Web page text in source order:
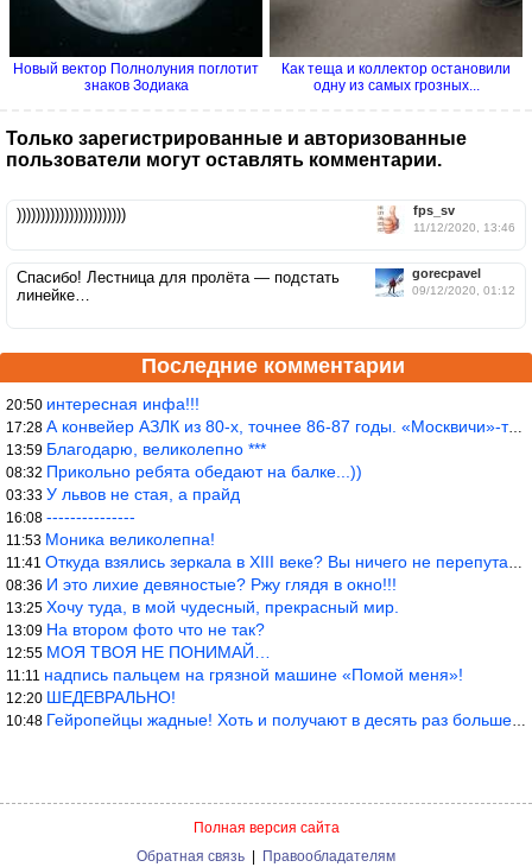
Новый вектор Полнолуния поглотит
знаков Зодиака
Как теща и коллектор остановили
одну из самых грозных...
Только зарегистрированные и авторизованные
пользователи могут оставлять комментарии.
fps_sv
11/12/2020, 13:46
)))))))))))))))))))))))
gorecpavel
09/12/2020, 01:12
Спасибо! Лестница для пролёта — подстать
линейке…
Последние комментарии
20:50 интересная инфа!!!
17:28 А конвейер АЗЛК из 80-х, точнее 86-87 годы. «Москвичи»-то из пер
13:59 Благодарю, великолепно ***
08:32 Прикольно ребята обедают на балке...))
03:33 У львов не стая, а прайд
16:08 ---------------
11:53 Моника великолепна!
11:41 Откуда взялись зеркала в XIII веке? Вы ничего не перепутали?
08:36 И это лихие девяностые? Ржу глядя в окно!!!
13:25 Хочу туда, в мой чудесный, прекрасный мир.
13:09 На втором фото что не так?
12:55 МОЯ ТВОЯ НЕ ПОНИМАЙ…
11:11 надпись пальцем на грязной машине «Помой меня»!
12:20 ШЕДЕВРАЛЬНО!
10:48 Гейропейцы жадные! Хоть и получают в десять раз больше жителей б
Полная версия сайта
Обратная связь | Правообладателям